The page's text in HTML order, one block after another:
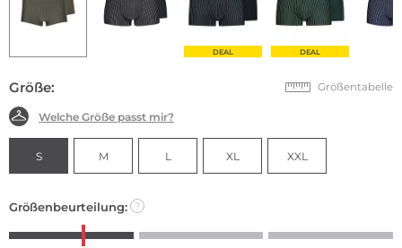
DEAL DEAL
Größe: Größentabelle
Welche Größe passt mir?
S M L XL XXL
Größenbeurteilung: ?